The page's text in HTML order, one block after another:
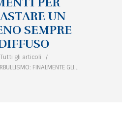
UN
SEMPRE
Tutti gli articoli
FINALMENTE GLI...